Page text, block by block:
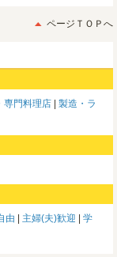
ページＴＯＰへ
専門料理店
製造・ラ
由 主婦(夫)歓迎
学